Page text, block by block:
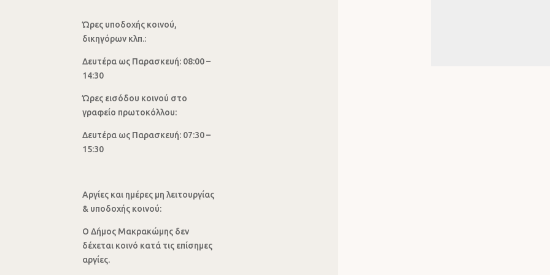
Ώρες υποδοχής κοινού,
δικηγόρων κλπ.:
Δευτέρα ως Παρασκευή: 08:00 –
14:30
Ώρες εισόδου κοινού στο
γραφείο πρωτοκόλλου:
Δευτέρα ως Παρασκευή: 07:30 –
15:30
Αργίες και ημέρες μη λειτουργίας
& υποδοχής κοινού:
Ο Δήμος Μακρακώμης δεν
δέχεται κοινό κατά τις επίσημες
αργίες.